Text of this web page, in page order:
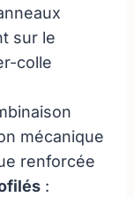
sur le
colle
mécanique
renforcée
: